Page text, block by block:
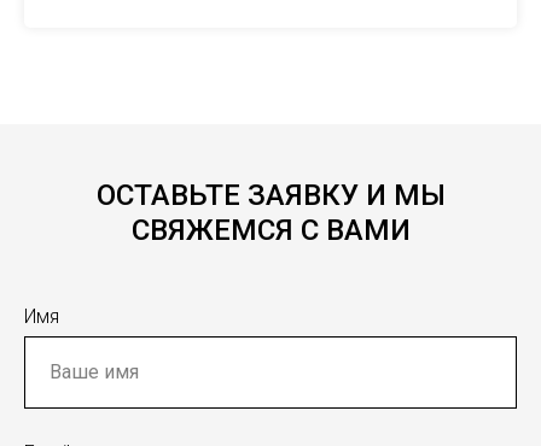
ОСТАВЬТЕ ЗАЯВКУ И МЫ
СВЯЖЕМСЯ С ВАМИ
Имя